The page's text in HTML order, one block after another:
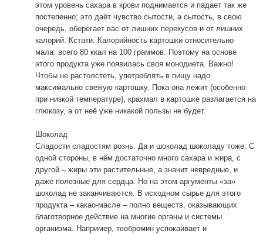
этом уровень сахара в крови поднимается и падает так же
постепенно; это даёт чувство сытости, а сытость, в свою
очередь, оберегает вас от лишних перекусов и от лишних
калорий. Кстати. Калорийность картошки относительно
мала: всего 80 ккал на 100 граммов. Поэтому на основе
этого продукта уже появилась своя монодиета. Важно!
Чтобы не растолстеть, употреблять в пищу надо
максимально свежую картошку. Пока она лежит (особенно
при низкой температуре), крахмал в картошке разлагается на
глюкозу, а от неё уже никакой пользы не будет.
Шоколад
Сладости сладостям рознь. Да и шоколад шоколаду тоже. С
одной стороны, в нём достаточно много сахара и жира, с
другой – жиры эти растительные, а значит невредные, и
даже полезные для сердца. Но на этом аргументы «за»
шоколад не заканчиваются. В исходном сырье для этого
продукта – какао-масле – полно веществ, оказывающих
благотворное действие на многие органы и системы
организма. Например, теобромин успокаивает и